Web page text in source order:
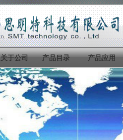
关于公司 产品目录 产品应用